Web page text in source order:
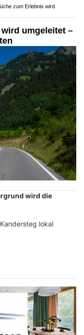
zum Erlebnis wird
umgeleitet –
wird die
lokal